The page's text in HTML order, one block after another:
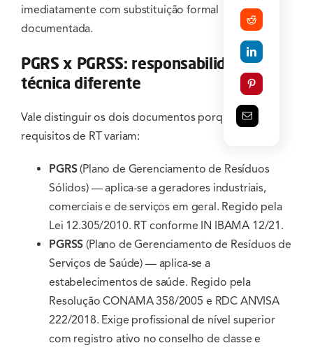
imediatamente com substituição formal
documentada.
PGRS x PGRSS: responsabilidade
técnica diferente
Vale distinguir os dois documentos porque os
requisitos de RT variam:
PGRS(Plano de Gerenciamento de Resíduos
Sólidos) — aplica-se a geradores industriais,
comerciais e de serviços em geral. Regido pela
Lei 12.305/2010. RT conforme IN IBAMA 12/21.
PGRSS (Plano de Gerenciamento de Resíduos de
Serviços de Saúde) — aplica-se a
estabelecimentos de saúde. Regido pela
Resolução CONAMA 358/2005 e RDC ANVISA
222/2018. Exige profissional de nível superior
com registro ativo no conselho de classe e